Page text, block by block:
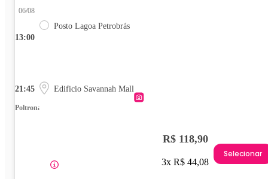
13:00
06/08
Posto Lagoa Petrobrás
21:45 Edificio Savannah Mall
Poltrona
R$ 118,90
3x R$ 44,08
Selecionar